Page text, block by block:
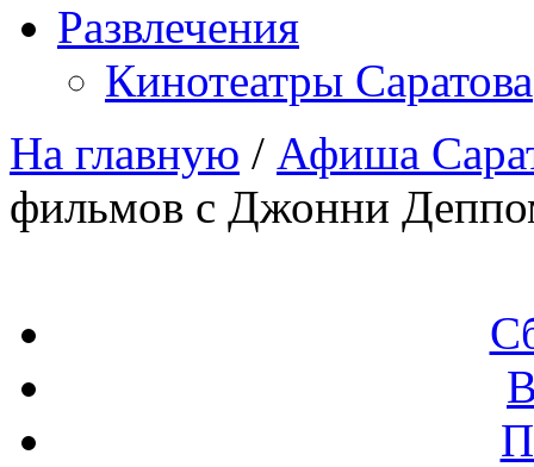
Развлечения
Кинотеатры Саратова
На главную / Афиша
фильмов с Джонни